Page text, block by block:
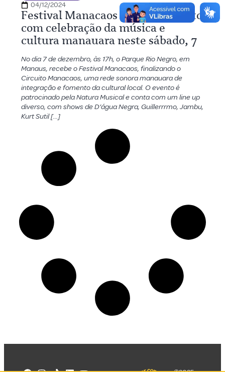
04/12/2024
Festival Manacaos encerra circuito
com celebração da música e
cultura manauara neste sábado, 7
No dia 7 de dezembro, às 17h, o Parque Rio Negro, em
Manaus, recebe o Festival Manacaos, finalizando o
Circuito Manacaos, uma rede sonora manauara de
integração e fomento da cultural local. O evento é
patrocinado pela Natura Musical e conta com um line up
diverso, com shows de D’água Negra, Guillerrrmo, Jambu,
Kurt Sutil […]